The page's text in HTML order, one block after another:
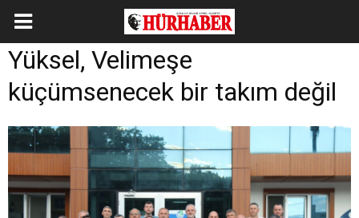
Yüksel, Velimeşe
küçümsenecek bir takım değil